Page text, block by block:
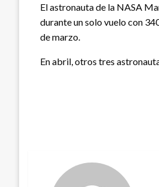
El astronauta de la NASA
durante un solo vuelo con
de marzo.
En abril, otros tres